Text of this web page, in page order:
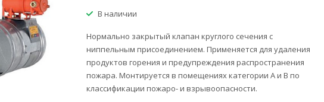
В наличии
Нормально закрытый клапан круглого сечения с
ниппельным присоединением. Применяется для удаления
продуктов горения и предупреждения распространения
пожара. Монтируется в помещениях категории A и B по
классификации пожаро- и взрывоопасности.